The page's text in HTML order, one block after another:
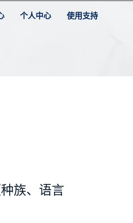
个人中心 使用支持
族、语言